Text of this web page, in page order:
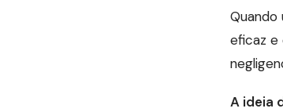
eficaz e
A ideia